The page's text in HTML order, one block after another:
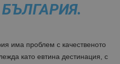
има проблем с качественото
като евтина дестинация, с